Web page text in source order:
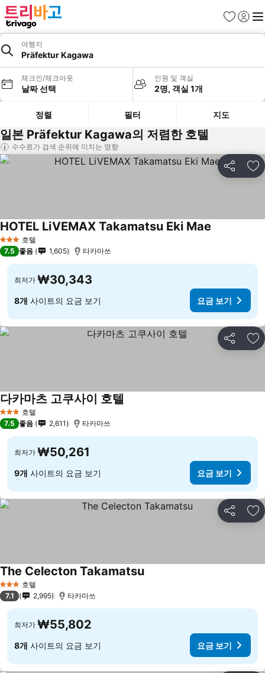
즐겨찾기
로그인
메
여행지
Präfektur Kagawa
체크인/체크아웃
날짜 선택
인원 및 객실
2명, 객실 1개
정렬 필터 지도
일본 Präfektur Kagawa의 저렴한 호텔
수수료가 검색 순위에 미치는 영향
공유 즐
3 성급 호텔
HOTEL LiVEMAX Takamatsu Eki Mae
7.5 좋음 1,605 타카마쓰
최저가 ₩30,343
8개 사이트의 요금 보기 요금 보기
공유 즐
3 성급 호텔
다카마츠 고쿠사이 호텔
7.5 좋음 2,611 타카마쓰
최저가 ₩50,261
9개 사이트의 요금 보기 요금 보기
공유 즐
3 성급 호텔
The Celecton Takamatsu요금 보기
7.1 2,995 타카마쓰
최저가 ₩55,802
8개 사이트의 요금 보기 요금 보기